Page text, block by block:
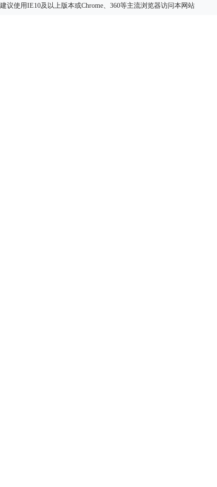
建议使用IE10及以上版本或Chrome、360等主流浏览器访问本网站